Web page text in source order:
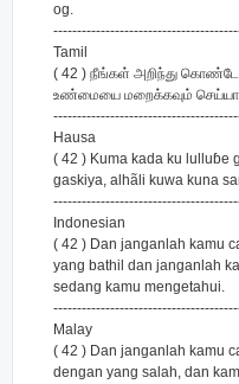
og.
Tamil
( 42 ) நீங்கள் அறிந்து
உண்மையை மறைக்கவும்
Hausa
( 42 ) Kuma kada ku lulluɓe
gaskiya, alhãli kuwa kuna
Indonesian
( 42 ) Dan janganlah kamu
yang bathil dan janganlah
sedang kamu mengetahui.
Malay
( 42 ) Dan janganlah kamu
dengan yang salah, dan